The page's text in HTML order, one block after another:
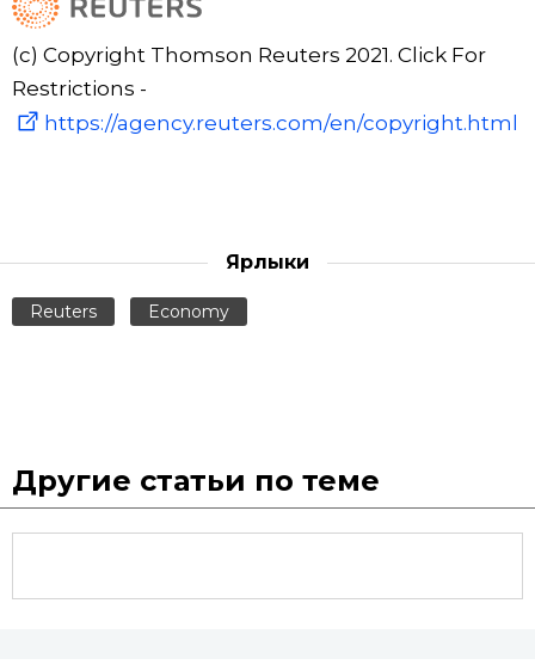
(c) Copyright Thomson Reuters 2021. Click For
Restrictions -
https://agency.reuters.com/en/copyright.html
Ярлыки
Reuters Economy
Другие статьи по теме